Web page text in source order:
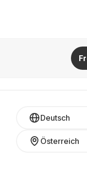
Deutsch
Österreich